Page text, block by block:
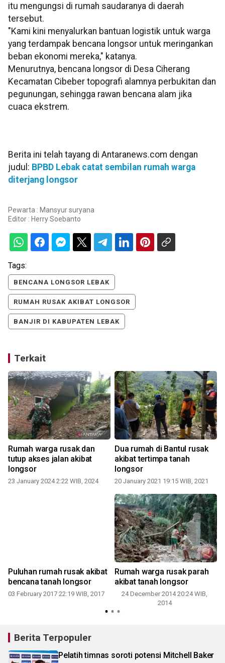
itu mengungsi di rumah saudaranya di daerah
tersebut.
"Kami kini menyalurkan bantuan logistik untuk warga
yang terdampak bencana longsor untuk meringankan
beban ekonomi mereka," katanya.
Menurutnya, bencana longsor di Desa Ciherang
Kecamatan Cibeber topografi alamnya perbukitan dan
pegunungan, sehingga rawan bencana alam jika
cuaca ekstrem.
Berita ini telah tayang di Antaranews.com dengan
judul: BPBD Lebak catat sembilan rumah warga
diterjang longsor
Pewarta : Mansyur suryana
Editor : Herry Soebanto
Tags:
BENCANA LONGSOR LEBAK
RUMAH RUSAK AKIBAT LONGSOR
BANJIR DI KABUPATEN LEBAK
Terkait
Rumah warga rusak dan
tutup akses jalan akibat
longsor
23 January 2024 2:22 WIB, 2024
Dua rumah di Bantul rusak
akibat tertimpa tanah
longsor
20 January 2021 19:15 WIB, 2021
Puluhan rumah rusak akibat
bencana tanah longsor
03 February 2017 22:19 WIB, 2017
Rumah warga rusak parah
akibat tanah longsor
24 December 2014 20:24 WIB,
2014
Berita Terpopuler
Pelatih timnas soroti potensi Mitchell Baker